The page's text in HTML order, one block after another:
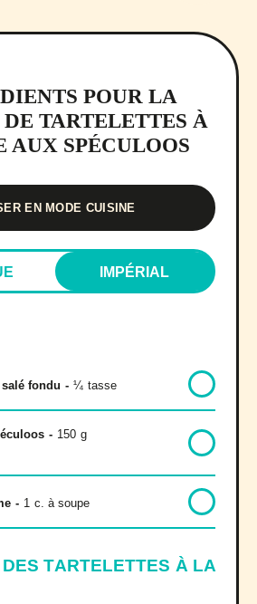
POUR LA
TARTELETTES À
AUX SPÉCULOOS
EN MODE CUISINE
IMPÉRIAL
fondu - ¼ tasse
- 150 g
- 1 c. à soupe
TARTELETTES À LA